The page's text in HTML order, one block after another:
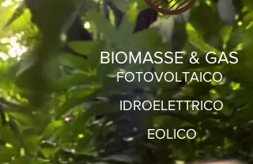
BIOMASSE & GAS
FOTOVOLTAICO
EOLICO
IDROELETTRICO